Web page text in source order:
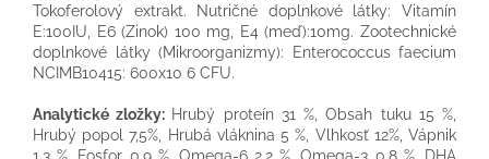
Tokoferolový extrakt. Nutričné doplnkové látky: Vitamín
E:100IU, E6 (Zinok) 100 mg, E4 (meď):10mg. Zootechnické
doplnkové látky (Mikroorganizmy): Enterococcus faecium
NCIMB10415: 600x10 6 CFU.
Analytické zložky: Hrubý proteín 31 %, Obsah tuku 15 %,
Hrubý popol 7,5%, Hrubá vláknina 5 %, Vlhkosť 12%, Vápnik
1,3 %, Fosfor 0,9 %, Omega-6 2,2 %, Omega-3 0,8 %, DHA